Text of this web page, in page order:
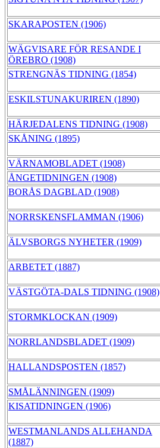
SKARAPOSTEN (1906)
WÄGVISARE FÖR RESANDE I
ÖREBRO (1908)
STRENGNÄS TIDNING (1854)
ESKILSTUNAKURIREN (1890)
HÄRJEDALENS TIDNING (1908)
SKÅNING (1895)
VÄRNAMOBLADET (1908)
ÅNGETIDNINGEN (1908)
BORÅS DAGBLAD (1908)
NORRSKENSFLAMMAN (1906)
ÄLVSBORGS NYHETER (1909)
ARBETET (1887)
VÄSTGÖTA-DALS TIDNING (1908)
STORMKLOCKAN (1909)
NORRLANDSBLADET (1909)
HALLANDSPOSTEN (1857)
SMÅLÄNNINGEN (1909)
KISATIDNINGEN (1906)
WESTMANLANDS ALLEHANDA
(1887)